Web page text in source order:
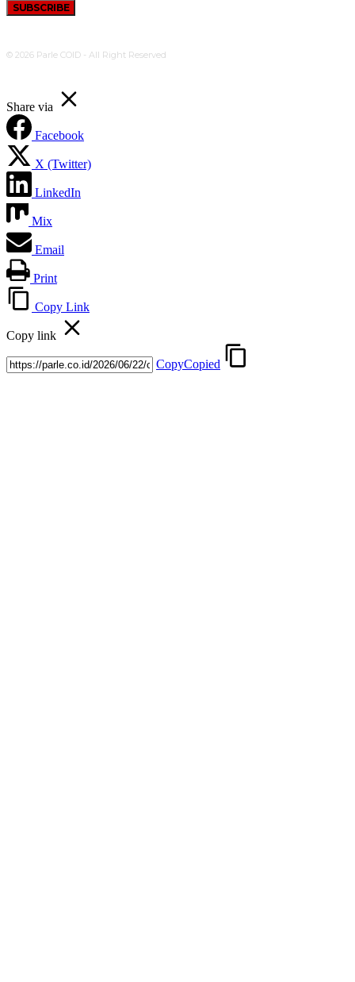
SUBSCRIBE
© 2026 Parle COID - All Right Reserved
Share via
Facebook
X (Twitter)
LinkedIn
Mix
Email
Print
Copy Link
Copy link
CopyCopied